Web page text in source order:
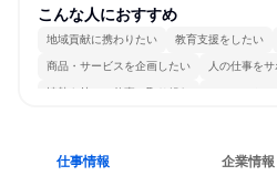
こんな人におすすめ
地域貢献に携わりたい 教育支援をしたい
商品・サービスを企画したい 人の仕事を
情熱を持って仕事に取り組む コミュニケ
仕事情報 企業情報